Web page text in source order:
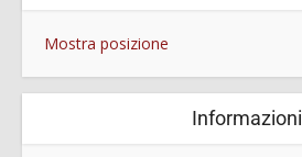
Mostra posizione
Informazioni